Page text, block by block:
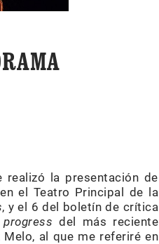
realizó la presentación de
el Teatro Principal de la
, y el 6 del boletín de crítica
del más reciente
al que me referiré en